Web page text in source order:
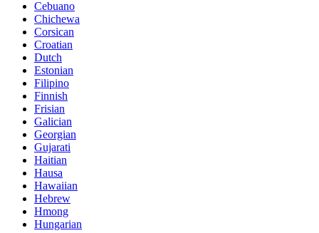
Cebuano
Chichewa
Corsican
Croatian
Dutch
Estonian
Filipino
Finnish
Frisian
Galician
Georgian
Gujarati
Haitian
Hausa
Hawaiian
Hebrew
Hmong
Hungarian